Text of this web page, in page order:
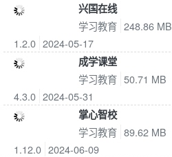
兴国在线
学习教育 248.86 MB
1.2.0 2024-05-17
成学课堂
学习教育 50.71 MB
4.3.0 2024-05-31
掌心智校
学习教育 89.62 MB
1.12.0 2024-06-09